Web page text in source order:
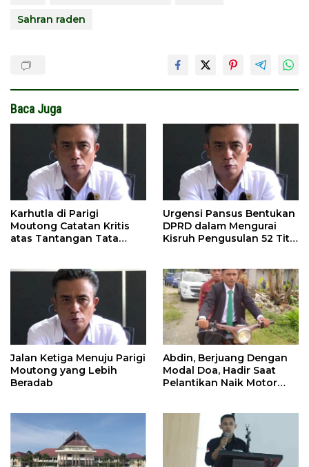
Sahran raden
Baca Juga
Karhutla di Parigi
Moutong Catatan Kritis
atas Tantangan Tata
Urgensi Pansus Bentukan
DPRD dalam Mengurai
Kisruh Pengusulan 52 Titik
Jalan Ketiga Menuju Parigi
Moutong yang Lebih
Beradab
Abdin, Berjuang Dengan
Modal Doa, Hadir Saat
Pelantikan Naik Motor